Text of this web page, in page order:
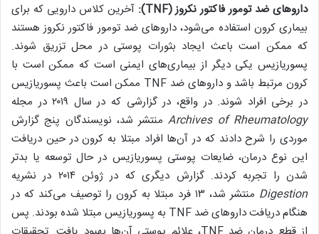
دارو‌های ضد تومور فاکتور نکروز (TNF): آخرین کلاس دارویی که برای
بیماری کرون استفاده می‌شود، دارو‌های ضد تومور فاکتور نکروز هستند
که ممکن است باعث ایجاد بثورات پوستی در محل تزریق شوند.
پسوریازیس یکی دیگر از بیماری‌های ایمنی است که ممکن است با
کرون مرتبط باشد و دارو‌های ضد TNF ممکن است باعث پسوریازیس
در برخی افراد شوند. در واقع، در گزارشی که در سال ۲۰۱۹ در مجله
Archives of Rheumatologyمنتشر شد، نویسندگان پنج گزارش
موردی را شرح دادند که در آن‌ها افراد مبتلا به کرون در حین دریافت
این نوع درمان، ضایعات پوستی پسوریازیس در حال توسعه یا بدتر
شدن را تجربه کردند. گزارش دیگری که در ژوئن ۲۰۱۴ در نشریه
Digestion
منتشر شد، ۱۳ فرد مبتلا به کرون را توصیف می‌کند که در
هنگام دریافت دارو‌های ضد TNF به پسوریازیس مبتلا شده بودند. پس